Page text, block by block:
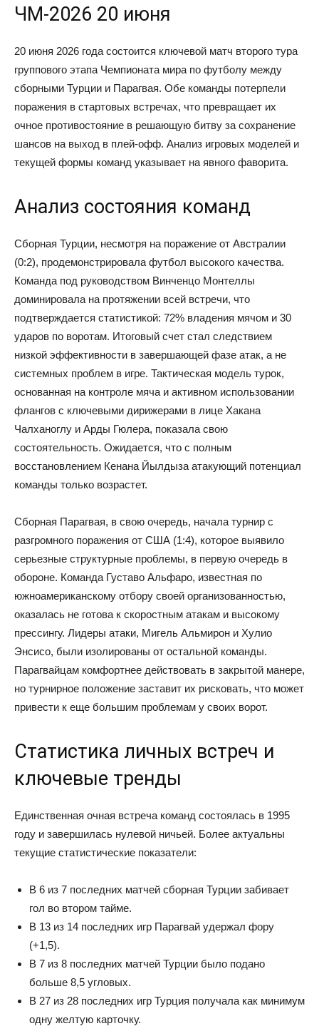
ЧМ-2026 20 июня
20 июня 2026 года состоится ключевой матч второго тура
группового этапа Чемпионата мира по футболу между
сборными Турции и Парагвая. Обе команды потерпели
поражения в стартовых встречах, что превращает их
очное противостояние в решающую битву за сохранение
шансов на выход в плей-офф. Анализ игровых моделей и
текущей формы команд указывает на явного фаворита.
Анализ состояния команд
Сборная Турции, несмотря на поражение от Австралии
(0:2), продемонстрировала футбол высокого качества.
Команда под руководством Винченцо Монтеллы
доминировала на протяжении всей встречи, что
подтверждается статистикой: 72% владения мячом и 30
ударов по воротам. Итоговый счет стал следствием
низкой эффективности в завершающей фазе атак, а не
системных проблем в игре. Тактическая модель турок,
основанная на контроле мяча и активном использовании
флангов с ключевыми дирижерами в лице Хакана
Чалханоглу и Арды Гюлера, показала свою
состоятельность. Ожидается, что с полным
восстановлением Кенана Йылдыза атакующий потенциал
команды только возрастет.
Сборная Парагвая, в свою очередь, начала турнир с
разгромного поражения от США (1:4), которое выявило
серьезные структурные проблемы, в первую очередь в
обороне. Команда Густаво Альфаро, известная по
южноамериканскому отбору своей организованностью,
оказалась не готова к скоростным атакам и высокому
прессингу. Лидеры атаки, Мигель Альмирон и Хулио
Энсисо, были изолированы от остальной команды.
Парагвайцам комфортнее действовать в закрытой манере,
но турнирное положение заставит их рисковать, что может
привести к еще большим проблемам у своих ворот.
Статистика личных встреч и
ключевые тренды
Единственная очная встреча команд состоялась в 1995
году и завершилась нулевой ничьей. Более актуальны
текущие статистические показатели:
В 6 из 7 последних матчей сборная Турции забивает
гол во втором тайме.
В 13 из 14 последних игр Парагвай удержал фору
(+1,5).
В 7 из 8 последних матчей Турции было подано
больше 8,5 угловых.
В 27 из 28 последних игр Турция получала как минимум
одну желтую карточку.